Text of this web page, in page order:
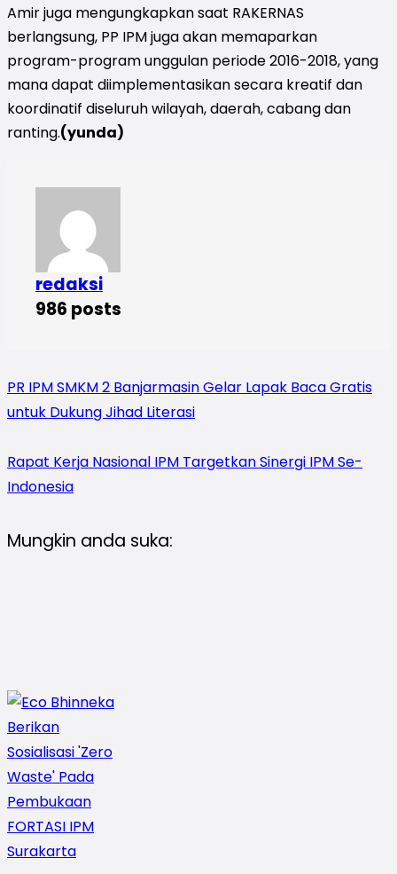
Amir juga mengungkapkan saat RAKERNAS
berlangsung, PP IPM juga akan memaparkan
program-program unggulan periode 2016-2018, yang
mana dapat diimplementasikan secara kreatif dan
koordinatif diseluruh wilayah, daerah, cabang dan
ranting.(yunda)
redaksi
986 posts
PR IPM SMKM 2 Banjarmasin Gelar Lapak Baca Gratis
untuk Dukung Jihad Literasi
Rapat Kerja Nasional IPM Targetkan Sinergi IPM Se-
Indonesia
Mungkin anda suka: